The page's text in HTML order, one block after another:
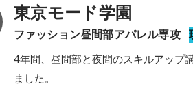
東京モード学園
ファッション昼間部アパレル専攻
4年間、昼間部と夜間のスキルアップ
ました。